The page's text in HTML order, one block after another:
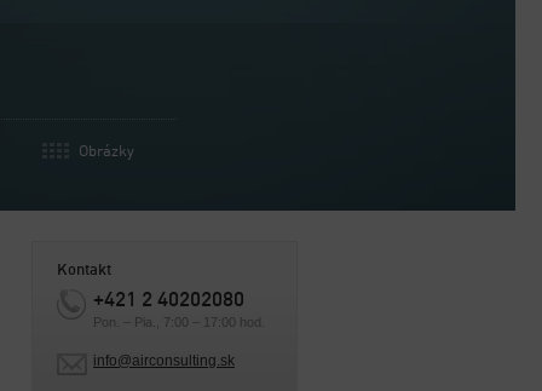
Obrázky
Kontakt
+421 2 40202080
Pon. – Pia., 7:00 – 17:00 hod.
info@airconsulting.sk